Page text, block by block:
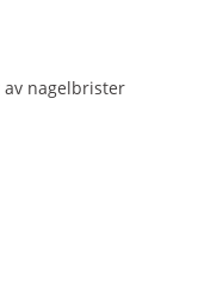
nagelbrister